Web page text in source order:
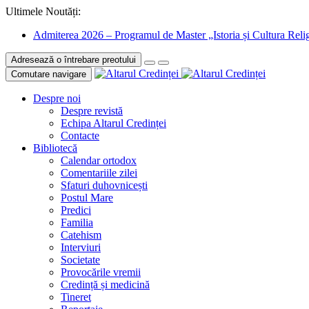
Ultimele Noutăți:
Admiterea 2026 – Programul de Master „Istoria și Cultura
Adresează o întrebare preotului
Comutare navigare
Despre noi
Despre revistă
Echipa Altarul Credinței
Contacte
Bibliotecă
Calendar ortodox
Comentariile zilei
Sfaturi duhovnicești
Postul Mare
Predici
Familia
Catehism
Interviuri
Societate
Provocările vremii
Credință și medicină
Tineret